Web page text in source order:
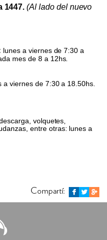
1447. (Al lado del nuevo
lunes a viernes de 7:30 a
mes de 8 a 12hs.
a viernes de 7:30 a 18.50hs.
volquetes,
entre otras: lunes a
Compartí: